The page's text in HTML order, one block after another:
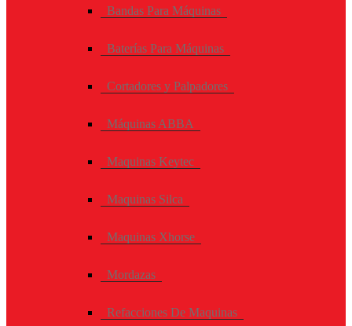
Bandas Para Máquinas
Baterías Para Máquinas
Cortadores y Palpadores
Máquinas ABBA
Maquinas Keytec
Maquinas Silca
Maquinas Xhorse
Mordazas
Refacciones De Maquinas